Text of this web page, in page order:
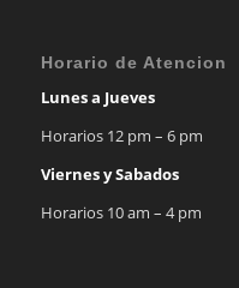
Horario de Atencion
Lunes a Jueves
Horarios 12 pm – 6 pm
Viernes y Sabados
Horarios 10 am – 4 pm